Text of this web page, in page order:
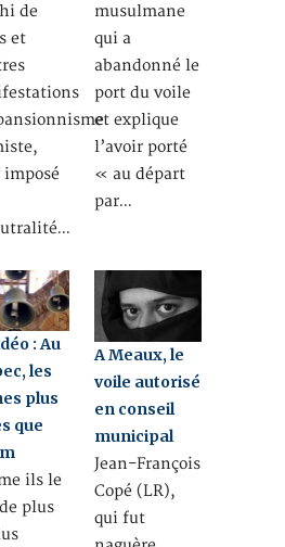
de
et
imposé
musulmane
qui a
abandonné le
port du voile
et explique
l’avoir porté
« au départ
par…
: Au
les
plus
que
ils le
plus
A Meaux, le
voile autorisé
en conseil
municipal
Jean-François
Copé (LR),
qui fut